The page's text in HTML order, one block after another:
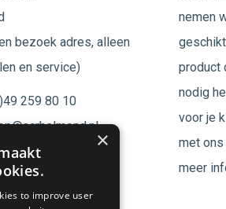
bezoek adres, alleen
en service)
259 80 10
17025674
nemen
product
nodig
voor je
met
meer
×
to improve user